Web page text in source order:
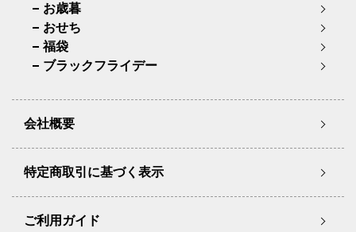
お歳暮
おせち
福袋
ブラックフライデー
会社概要
特定商取引に基づく表示
ご利用ガイド